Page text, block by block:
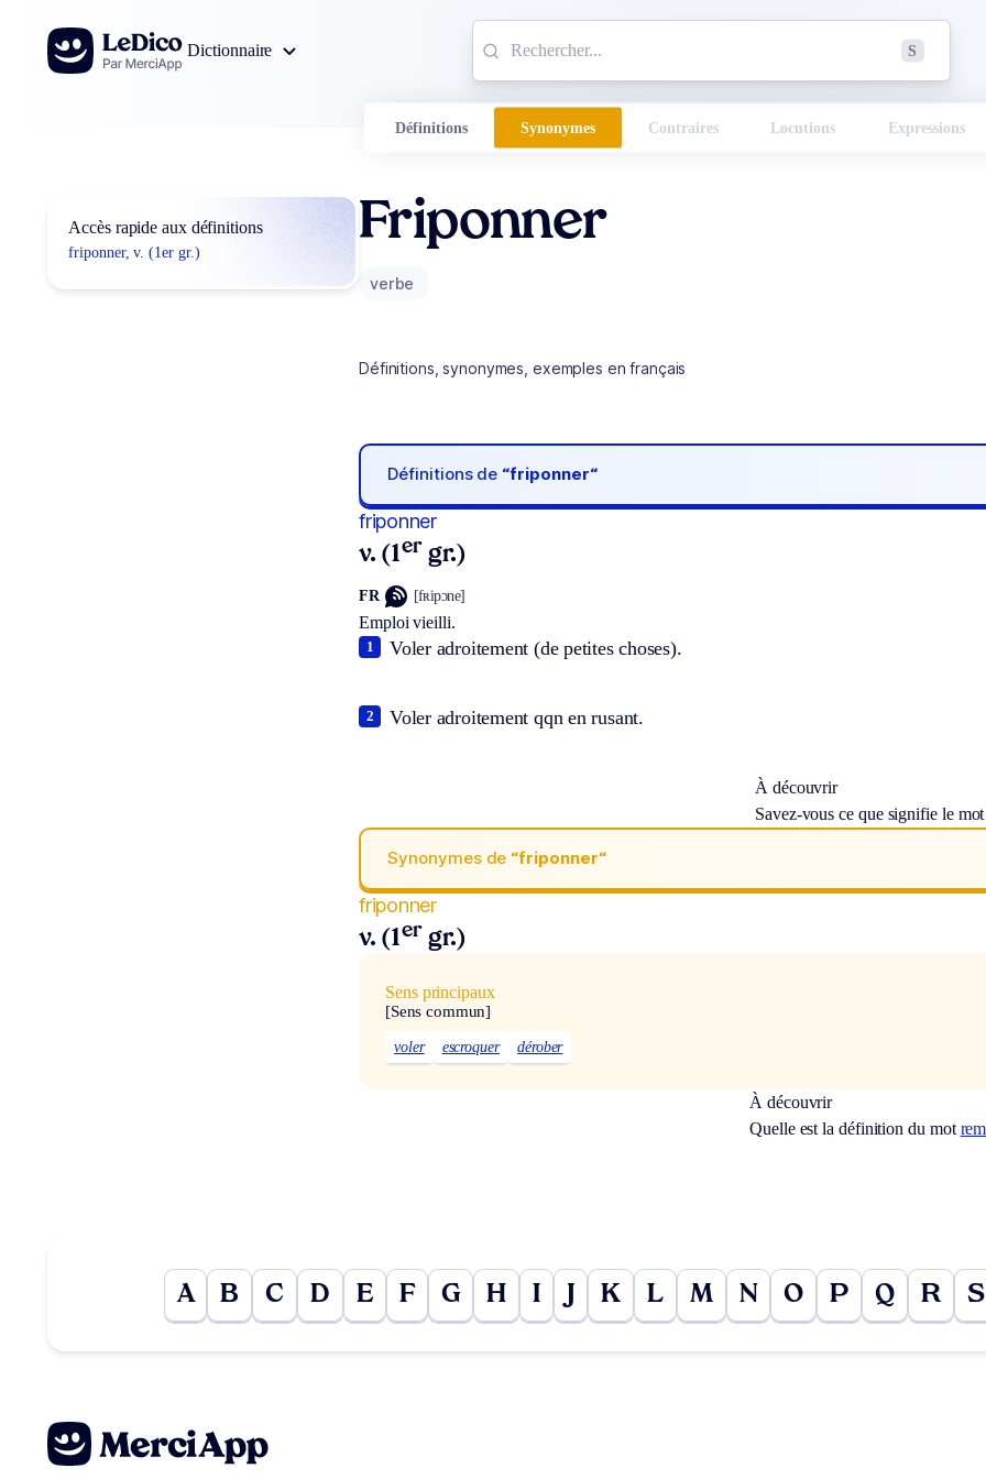
Aller au contenu
Dictionnaire
S
Définitions Synonymes Contraires Locutions Expressions
Accès rapide aux définitions
friponner, v. (1er gr.)
Friponner
verbe
Définitions, synonymes, exemples en français
Définitions de “friponner“
friponner
v. (1er gr.)
FR [fʀipɔne]
Emploi vieilli.
Voler adroitement (de petites choses).
1
Voler adroitement qqn en rusant.
2
À découvrir
Savez-vous ce que signifie le
Synonymes de “friponner“
friponner
v. (1er gr.)
Sens principaux
[Sens commun]
voler escroquer dérober
À découvrir
Quelle est la définition du mot
A B C D E F G H I K L M N O P Q R S